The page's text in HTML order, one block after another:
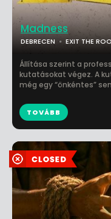
Madness
DEBRECEN EXIT THE
Állítása szerint a
kutatásokat végez. A
még egy “önkéntes”
TOVÁBB